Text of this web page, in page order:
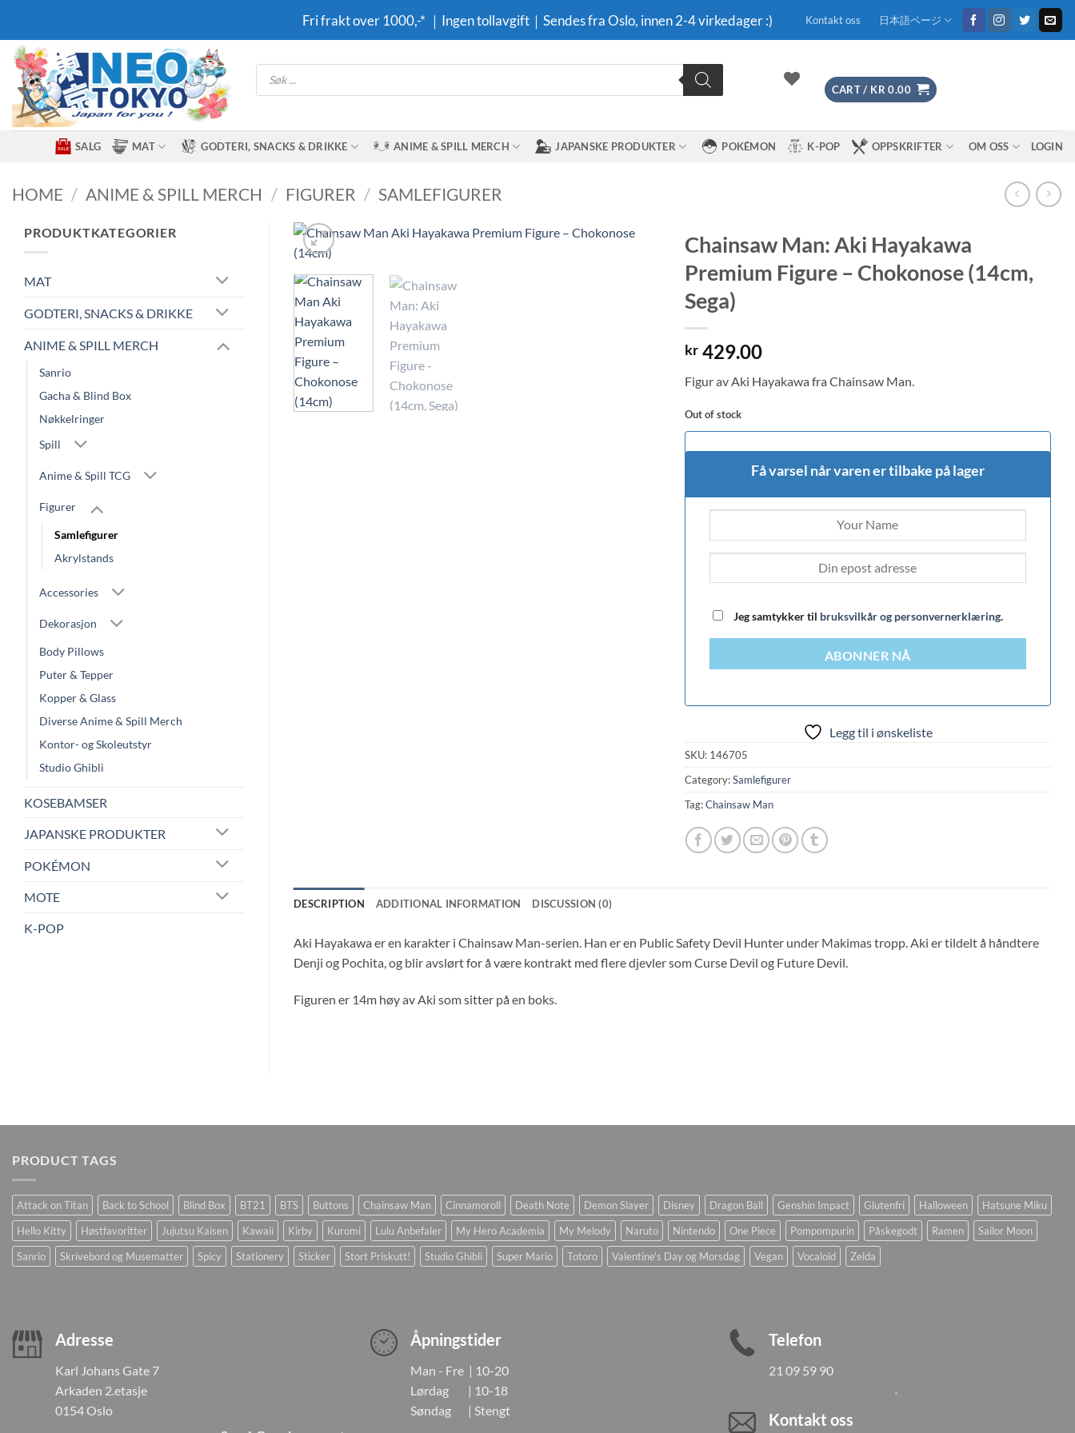
content
Fri frakt over 1000,-* ｜Ingen tollavgift｜Sendes fra Oslo, innen 2-4 virkedager :) Kontakt oss 日本語ページ
Products
search
CART / KR 0.00
SALG MAT GODTERI, SNACKS & DRIKKE ANIME & SPILL MERCH JAPANSKE PRODUKTER POKÉMON K-POP OPPSKRIFTER OM OSS LOGIN
HOME / ANIME & SPILL MERCH / FIGURER / SAMLEFIGURER
PRODUKTKATEGORIER
MAT
GODTERI, SNACKS & DRIKKE
ANIME & SPILL MERCH
Sanrio
Gacha & Blind Box
Nøkkelringer
Spill
Anime & Spill TCG
Figurer
Samlefigurer
Akrylstands
Accessories
Dekorasjon
Body Pillows
Puter & Tepper
Kopper & Glass
Diverse Anime & Spill Merch
Kontor- og Skoleutstyr
Studio Ghibli
KOSEBAMSER
JAPANSKE PRODUKTER
POKÉMON
MOTE
K-POP
Chainsaw Man: Aki Hayakawa
Premium Figure – Chokonose (14cm,
Sega)
kr429.00
Figur av Aki Hayakawa fra Chainsaw Man.
Out of stock
Få varsel når varen er tilbake på lager
Jeg samtykker til bruksvilkår og personvernerklæring.
ABONNER NÅ
Legg til i ønskeliste
SKU: 146705
Category:Samlefigurer
Tag:Chainsaw Man
DESCRIPTION ADDITIONAL INFORMATION DISCUSSION (0)
Aki Hayakawa er en karakter i Chainsaw Man-serien. Han er en Public Safety Devil Hunter under Makimas tropp. Aki er tildelt å håndtere
Denji og Pochita, og blir avslørt for å være kontrakt med flere djevler som Curse Devil og Future Devil.
Figuren er 14m høy av Aki som sitter på en boks.
PRODUCT TAGS
Attack on Titan Back to School Blind Box BT21 BTS Buttons Chainsaw Man Cinnamoroll Death Note Demon Slayer Disney Dragon Ball Genshin Impact Glutenfri Halloween
Hatsune Miku
Hello Kitty
Høstfavoritter Jujutsu Kaisen Kawaii Kirby Kuromi Lulu Anbefaler My Hero Academia My Melody Naruto Nintendo One Piece Pompompurin Påskegodt Ramen
Sailor Moon
Sanrio
Skrivebord og Musematter Spicy Stationery Sticker Stort Priskutt! Studio Ghibli Super Mario Totoro Valentine's Day og Morsdag Vegan Vocaloid Zelda
Adresse
Karl Johans Gate 7
Arkaden 2.etasje
0154 Oslo
Åpningstider
Man - Fre | 10-20
Lørdag | 10-18
Søndag | Stengt
Telefon
21 09 59 90
Kontakt oss